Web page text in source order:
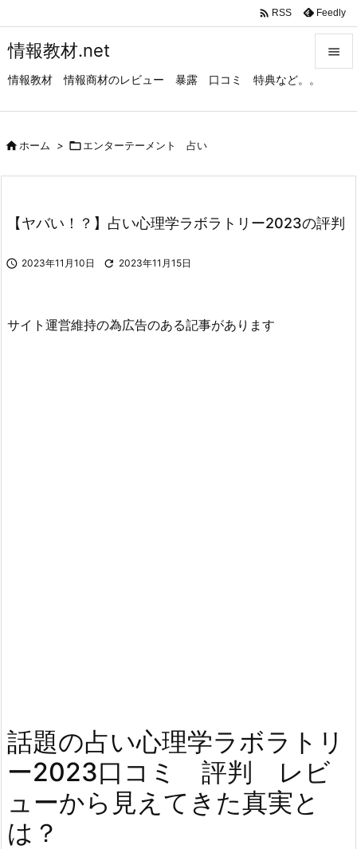
情報教材.net
情報教材 情報商材のレビュー 暴露 口コミ 特典など。。

次へ
 RSS Feedly
ホーム > エンターテーメント 占い
【ヤバい！？】占い心理学ラボラトリー2023の評判
 2023年11月10日  2023年11月15日
サイト運営維持の為広告のある記事があります
話題の占い心理学ラボラトリ
ー2023口コミ 評判 レビ
ューから見えてきた真実と
は？